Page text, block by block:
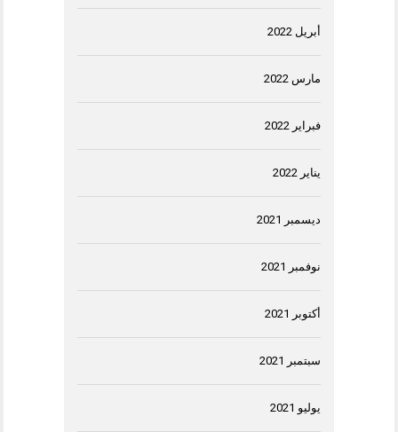
أبريل 2022
مارس 2022
فبراير 2022
يناير 2022
ديسمبر 2021
نوفمبر 2021
أكتوبر 2021
سبتمبر 2021
يوليو 2021